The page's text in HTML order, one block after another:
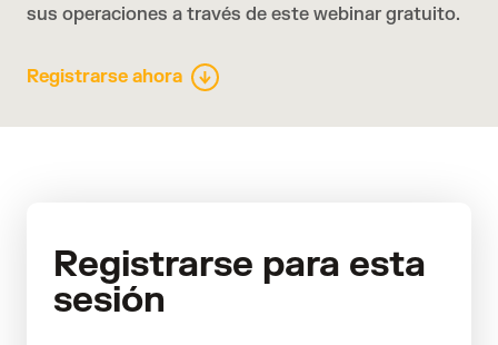
sus operaciones a través de este webinar gratuito.
Registrarse ahora
Registrarse para esta
sesión